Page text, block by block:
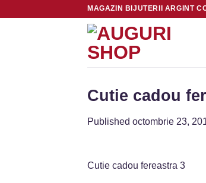
MAGAZIN BIJUTERII ARGINT
Cutie cadou
Published octombrie 23,
Cutie cadou fereastra 3